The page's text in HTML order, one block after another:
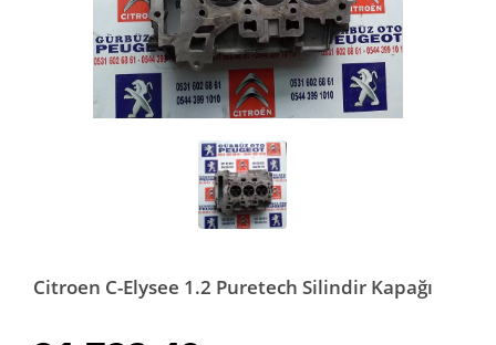
Citroen C-Elysee 1.2 Puretech Silindir Kapağı